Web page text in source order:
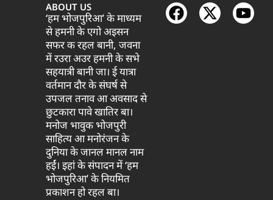
ABOUT US
‘हम भोजपुरिआ’ के माध्यम
से हमनी के एगो अइसन
सफर क रहल बानी, जवना
में रउरा अउर हमनी के सभे
सहयात्री बानी जा। ई यात्रा
वर्तमान दौर के संघर्ष से
उपजल तनाव आ अवसाद से
छुटकारा पावे खातिर बा।
मनोज भावुक भोजपुरी
साहित्य आ मनोरंजन के
दुनिया के जानल मानल नाम
हईं। इहां के संपादन में ‘हम
भोजपुरिआ’ के नियमित
प्रकाशन हो रहल बा।